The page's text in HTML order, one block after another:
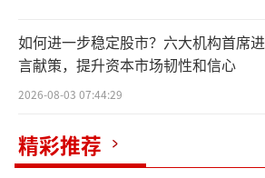
如何进一步稳定股市？六大机构首席进
言献策，提升资本市场韧性和信心
2026-08-03 07:44:29
精彩推荐